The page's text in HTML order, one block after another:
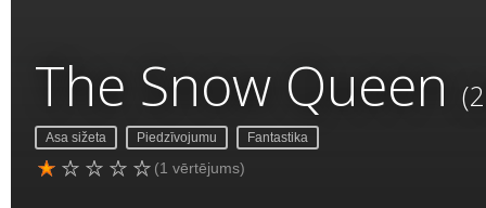
The Snow Queen
Asa sižeta Piedzīvojumu Fantastika
(1 vērtējums)